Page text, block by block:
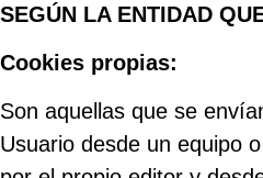
SEGÚN LA ENTIDAD
Cookies propias:
Son aquellas que se
Usuario desde un equipo